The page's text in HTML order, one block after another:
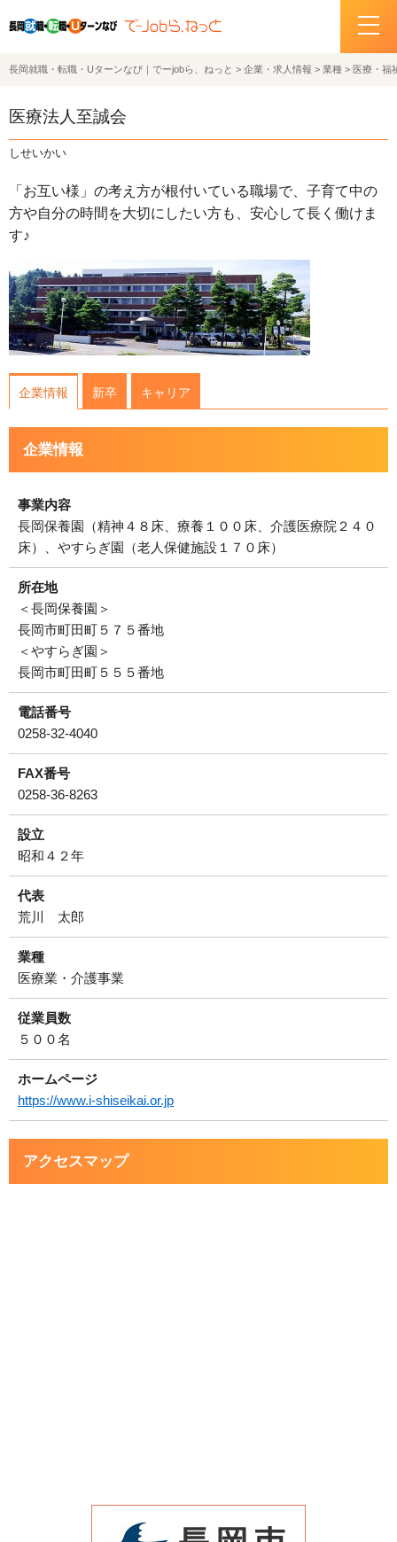
ホーム
イベント情報
お問い合わせ
関連機関リンク
サイトポリシー
プライバシーポリシー
サイトマップ
長岡就職・転職・Uターンなび｜でーjobら、ねっと > 企業・求人情報 > 業種 > 医療・福
医療法人至誠会
しせいかい
「お互い様」の考え方が根付いている職場で、子育て中の
方や自分の時間を大切にしたい方も、安心して長く働けま
す♪
企業情報 新卒 キャリア
企業情報
事業内容
長岡保養園（精神４８床、療養１００床、介護医療院２４０
床）、やすらぎ園（老人保健施設１７０床）
所在地
＜長岡保養園＞
長岡市町田町５７５番地
＜やすらぎ園＞
長岡市町田町５５５番地
電話番号
0258-32-4040
FAX番号
0258-36-8263
設立
昭和４２年
代表
荒川 太郎
業種
医療業・介護事業
従業員数
５００名
ホームページ
https://www.i-shiseikai.or.jp
アクセスマップ